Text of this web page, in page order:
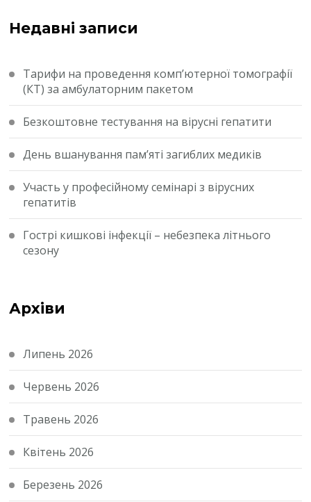
Недавні записи
Тарифи на проведення комп’ютерної томографії
(КТ) за амбулаторним пакетом
Безкоштовне тестування на вірусні гепатити
День вшанування пам’яті загиблих медиків
Участь у професійному семінарі з вірусних
гепатитів
Гострі кишкові інфекції – небезпека літнього
сезону
Архіви
Липень 2026
Червень 2026
Травень 2026
Квітень 2026
Березень 2026